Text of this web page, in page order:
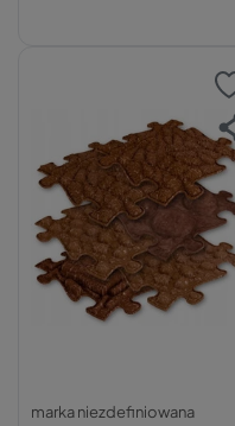
marka niezdefiniowana